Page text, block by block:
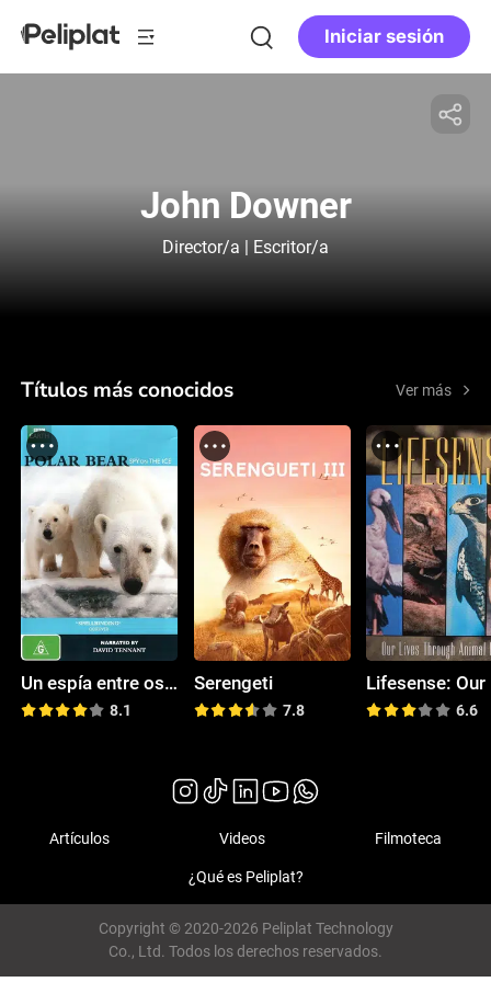
Iniciar sesión
John Downer
Director/a | Escritor/a
Títulos más conocidos Ver más
Un espía entre osos polares
8.1
Serengeti
7.8 6.6
Artículos Videos Filmoteca
¿Qué es Peliplat?
Copyright © 2020-2026 Peliplat Technology
Co., Ltd. Todos los derechos reservados.